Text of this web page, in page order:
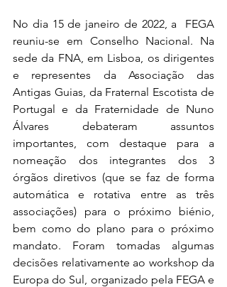
No dia 15 de janeiro de 2022, a  FEGA
reuniu-se em Conselho Nacional. Na
sede da FNA, em Lisboa, os dirigentes
e representes da Associação das
Antigas Guias, da Fraternal Escotista de
Portugal e da Fraternidade de Nuno
Álvares debateram assuntos
importantes, com destaque para a
nomeação dos integrantes dos 3
órgãos diretivos (que se faz de forma
automática e rotativa entre as três
associações) para o próximo biénio,
bem como do plano para o próximo
mandato. Foram tomadas algumas
decisões relativamente ao workshop da
Europa do Sul, organizado pela FEGA e